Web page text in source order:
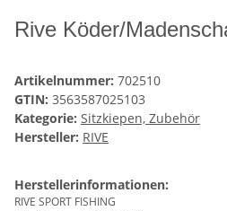
Rive Köder/
Artikelnummer: 702510
GTIN: 3563587025103
Kategorie: Sitzkiepen, Zubehör
Hersteller: RIVE
Herstellerinformationen:
RIVE SPORT FISHING